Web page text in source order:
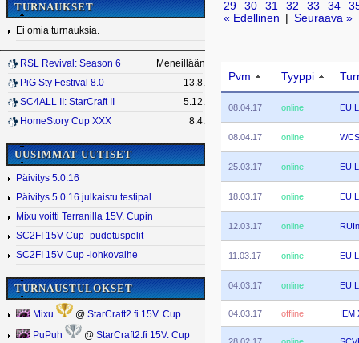
TURNAUKSET
Ei omia turnauksia.
RSL Revival: Season 6
Meneillään
PiG Sty Festival 8.0
13.8.
SC4ALL II: StarCraft II
5.12.
HomeStory Cup XXX
8.4.
UUSIMMAT UUTISET
Päivitys 5.0.16
Päivitys 5.0.16 julkaistu testipal..
Mixu voitti Terranilla 15V. Cupin
SC2FI 15V Cup -pudotuspelit
SC2FI 15V Cup -lohkovaihe
TURNAUSTULOKSET
Mixu @ StarCraft2.fi 15V. Cup
PuPuh @ StarCraft2.fi 15V. Cup
29
30 31 32 33 34
« Edellinen
Seuraava »
Pvm Tyyppi
08.04.17 online EU
08.04.17 online
25.03.17 online EU
18.03.17 online EU
12.03.17 online
11.03.17 online EU
04.03.17 online EU
04.03.17 offline IEM
28.02.17 online